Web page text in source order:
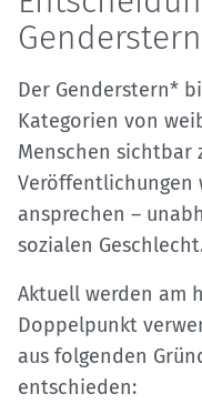
Genderstern
Der Genderstern*
Kategorien von
Menschen sichtbar
Veröffentlichungen
ansprechen –
sozialen
Aktuell werden am
Doppelpunkt
aus folgenden
entschieden: